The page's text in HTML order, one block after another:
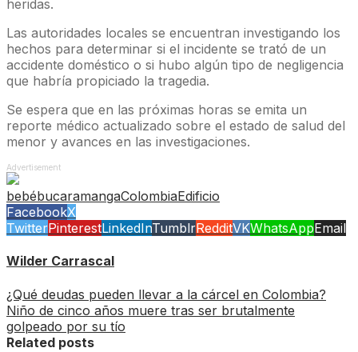
heridas.
Las autoridades locales se encuentran investigando los
hechos para determinar si el incidente se trató de un
accidente doméstico o si hubo algún tipo de negligencia
que habría propiciado la tragedia.
Se espera que en las próximas horas se emita un
reporte médico actualizado sobre el estado de salud del
menor y avances en las investigaciones.
Advertisement
bebébucaramangaColombiaEdificio
FacebookX
TwitterPinterestLinkedInTumblrRedditVKWhatsAppEmail
Wilder Carrascal
¿Qué deudas pueden llevar a la cárcel en Colombia?
Niño de cinco años muere tras ser brutalmente
golpeado por su tío
Related posts